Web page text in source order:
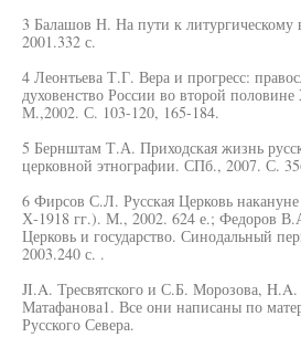
3 Балашов Н. На пути к
2001.332 с.
4 Леонтьева Т.Г. Вера и прогресс:
духовенство России во второй
М.,2002. С. 103-120, 165-184.
5 Бернштам Т.А. Приходская жизнь
церковной этнографии. СПб., 2007. С.
6 Фирсов С.Л. Русская Церковь
Х-1918 гг.). М., 2002. 624 е.; Федоров
Церковь и государство. Синодальный
2003.240 с. .
JI.A. Тресвятского и С.Б. Морозова,
Матафанова1. Все они написаны по
Русского Севера.